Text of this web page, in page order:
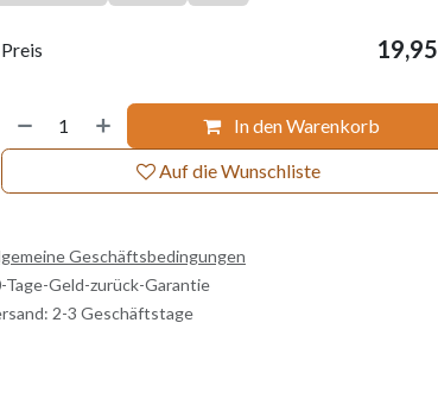
In den Warenkorb
Auf die Wunschliste
Preis 19,95
Geschäftsbedingungen
Tage-Geld-zurück-Garantie
2-3 Geschäftstage